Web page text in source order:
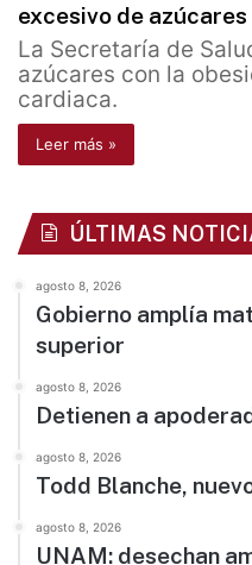
excesivo de azúcares
La Secretaría de
azúcares con la
cardiaca.
Leer más »
ÚLTIMAS
agosto 8, 2026
Gobierno amplía
superior
agosto 8, 2026
Detienen a
agosto 8, 2026
Todd Blanche,
agosto 8, 2026
UNAM: desechan